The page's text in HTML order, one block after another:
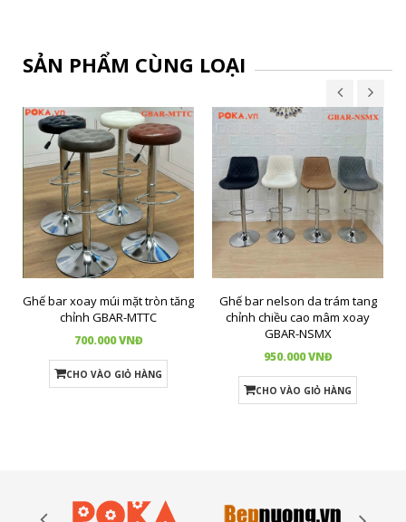
SẢN PHẨM CÙNG LOẠI
Ghế bar xoay múi mặt tròn tăng
chỉnh GBAR-MTTC
700.000 VNĐ
CHO VÀO GIỎ HÀNG
Ghế bar nelson da trám tang
chỉnh chiều cao mâm xoay
GBAR-NSMX
950.000 VNĐ
CHO VÀO GIỎ HÀNG